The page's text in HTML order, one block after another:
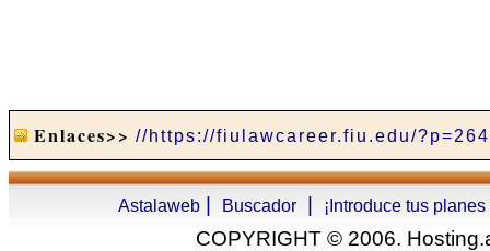
Enlaces>> //https://fiulawcareer.fiu.edu/
Astalaweb Buscador ¡Introduce tus
COPYRIGHT © 2006.